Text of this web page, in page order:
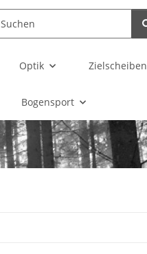
Optik Zielscheiben
Bogensport